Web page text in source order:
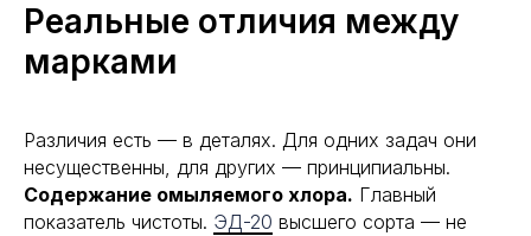
Реальные отличия между
марками
Различия есть — в деталях. Для одних задач они
несущественны, для других — принципиальны.
Содержание омыляемого хлора. Главный
показатель чистоты. ЭД-20 высшего сорта — не